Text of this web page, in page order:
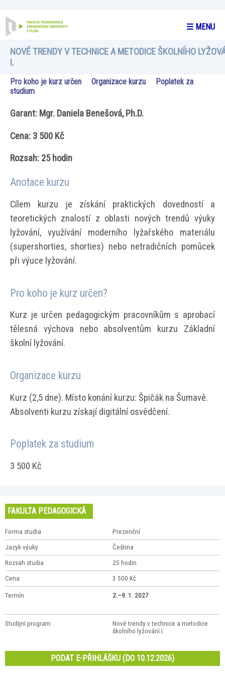
☰ MENU
NOVÉ TRENDY V TECHNICE A METODICE ŠKOLNÍHO
I.
Pro koho je kurz určen Organizace kurzu
Poplatek za
studium
Garant: Mgr. Daniela Benešová, Ph.D.
Cena: 3 500 Kč
Rozsah: 25 hodin
Anotace kurzu
Cílem kurzu je získání praktických dovedností a
teoretických znalostí z oblasti nových trendů výuky
lyžování, využívání moderního lyžařského materiálu
(supershorties, shorties) nebo netradičních pomůcek
při výuce lyžování.
Pro koho je kurz určen?
Kurz je určen pedagogickým pracovníkům s aprobací
tělesná výchova nebo absolventům kurzu Základní
školní lyžování.
Organizace kurzu
Kurz (2,5 dne). Místo konání kurzu: Špičák na Šumavě.
Absolventi kurzu získají digitální osvědčení.
Poplatek za studium
3 500 Kč
FAKULTA PEDAGOGICKÁ
Forma studia Prezenční
Jazyk výuky Čeština
Rozsah studia 25 hodin
Cena 3 500 Kč
Termín 2.–9. 1. 2027
Studijní program
Nové trendy v technice a metodice
školního lyžování I.
PODAT E-PŘIHLÁŠKU (DO 10.12.2026)